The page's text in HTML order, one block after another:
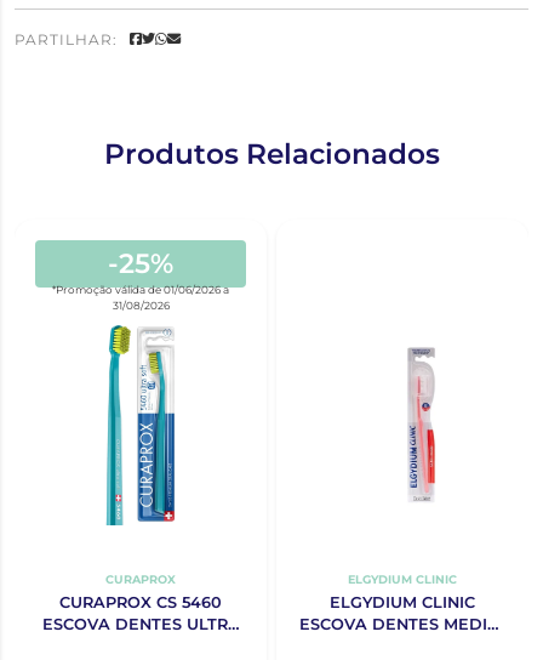
PARTILHAR:
Produtos Relacionados
-25%
*Promoção válida de 01/06/2026 a
31/08/2026
CURAPROX
CURAPROX CS 5460
ESCOVA DENTES ULTRA
ELGYDIUM CLINIC
ELGYDIUM CLINIC
ESCOVA DENTES MEDIA-